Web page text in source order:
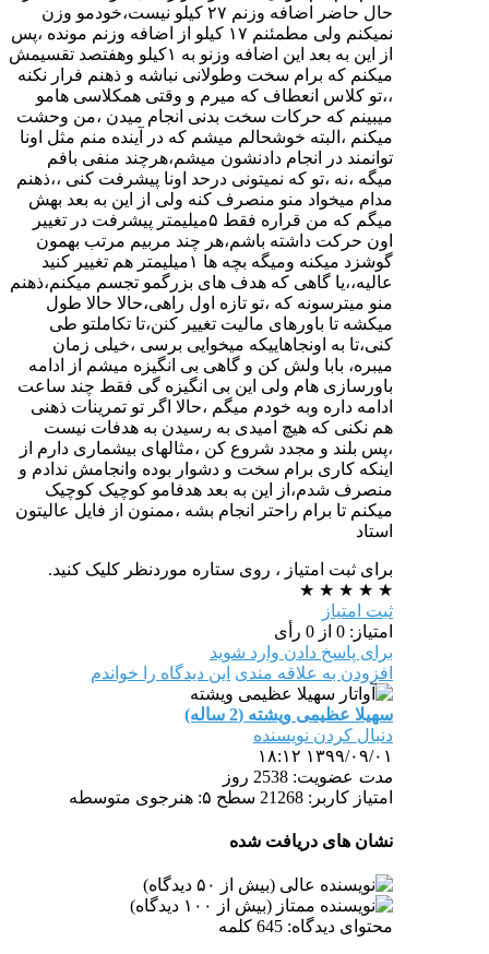
حال حاضر اضافه وزنم ۲۷ کیلو نیست،خودمو وزن
نمیکنم ولی مطمئنم ۱۷ کیلو از اضافه وزنم مونده ،پس
از این به بعد این اضافه وزنو به ۱کیلو وهفتصد تقسیمش
میکنم که برام سخت وطولانی نباشه و ذهنم فرار نکنه
،،تو کلاس انعطاف که میرم و وقتی همکلاسی هامو
میبینم که حرکات سخت بدنی انجام میدن ،من وحشت
میکنم ،البته خوشحالم میشم که در آینده منم مثل اونا
توانمند در انجام دادنشون میشم،هرچند منفی بافم
میگه ،نه ،تو که نمیتونی درحد اونا پیشرفت کنی ،،ذهنم
مدام میخواد منو منصرف کنه ولی از این به بعد بهش
میگم که من قراره فقط ۵میلیمتر پیشرفت در تغییر
اون حرکت داشته باشم،هر چند مربیم مرتب بهمون
گوشزد میکنه ومیگه بچه ها ۱میلیمتر هم تغییر کنید
عالیه،،یا گاهی که هدف های بزرگمو تجسم میکنم،ذهنم
منو میترسونه که ،تو تازه اول راهی،حالا حالا طول
میکشه تا باورهای مالیت تغییر کنن،تا تکاملتو طی
کنی،تا به اونجاهاییکه میخوایی برسی ،خیلی زمان
میبره، بابا ولش کن و گاهی بی انگیزه میشم از ادامه
باورسازی هام ولی این بی انگیزه گی فقط چند ساعت
ادامه داره وبه خودم میگم ،حالا اگر تو تمرینات ذهنی
هم نکنی که هیچ امیدی به رسیدن به هدفات نیست
،پس بلند و مجدد شروع کن ،مثالهای بیشماری دارم از
اینکه کاری برام سخت و دشوار بوده وانجامش ندادم و
منصرف شدم،از این به بعد هدفامو کوچیک کوچیک
میکنم تا برام راحتر انجام بشه ،ممنون از فایل عالیتون
استاد
برای ثبت امتیاز ، روی ستاره موردنظر کلیک کنید.
★
★
★
★
★
ثبت امتیاز
امتیاز: 0 از 0 رأی
برای پاسخ دادن وارد شوید
افزودن به علاقه مندی این دیدگاه را خواندم
سهیلا عظیمی ویشته (2 ساله)
دنبال کردن نویسنده
۱۳۹۹/۰۹/۰۱ ۱۸:۱۲
مدت عضویت: 2538 روز
امتیاز کاربر: 21268
سطح ۵: هنرجوی متوسطه
نشان های دریافت شده
محتوای دیدگاه: 645 کلمه